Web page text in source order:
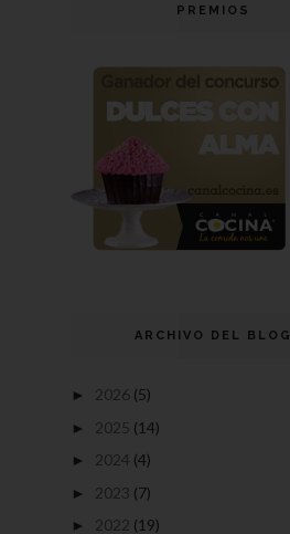
PREMIOS
ARCHIVO DEL BLOG
► 2026 (5)
► 2025 (14)
► 2024 (4)
► 2023 (7)
► 2022 (19)